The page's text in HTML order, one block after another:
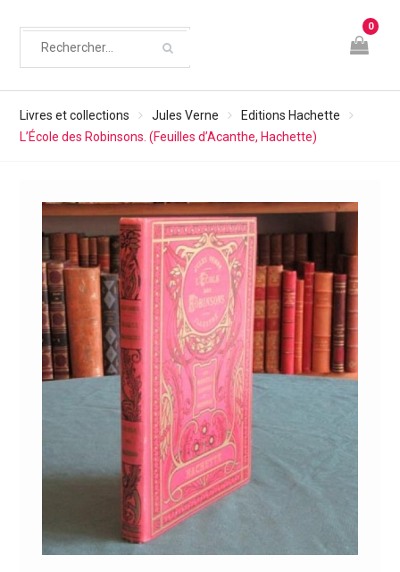
0
Livres et collections Jules Verne
Editions Hachette
L’École des Robinsons. (Feuilles d’Acanthe, Hachette)